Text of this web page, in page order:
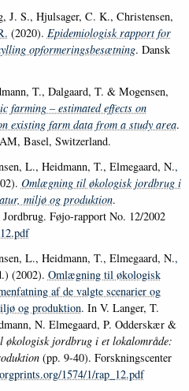
J. S., Hjulsager, C. K., Christensen,
(2020). Epidemiologisk rapport for
opformeringsbesætning. Dansk
T., Dalgaard, T. & Mogensen,
farming – estimated effects on
existing farm data from a study area.
Basel, Switzerland.
L., Heidmann, T., Elmegaard, N.,
Omlægning til økologisk jordbrug i
miljø og produktion.
Føjo-rapport No. 12/2002
L., Heidmann, T., Elmegaard, N.,
(2002). Omlægning til økologisk
af de valgte scenarier og
og produktion. In V. Langer, T.
N. Elmegaard, P. Odderskær &
jordbrug i et lokalområde:
(pp. 9-40). Forskningscenter
1574/1/rap_12.pdf